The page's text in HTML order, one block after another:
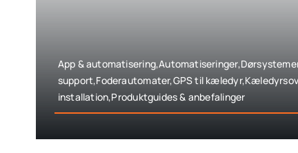
App &
support,Foderautomater,GPS til
installation,Produktguides & anbefalinger